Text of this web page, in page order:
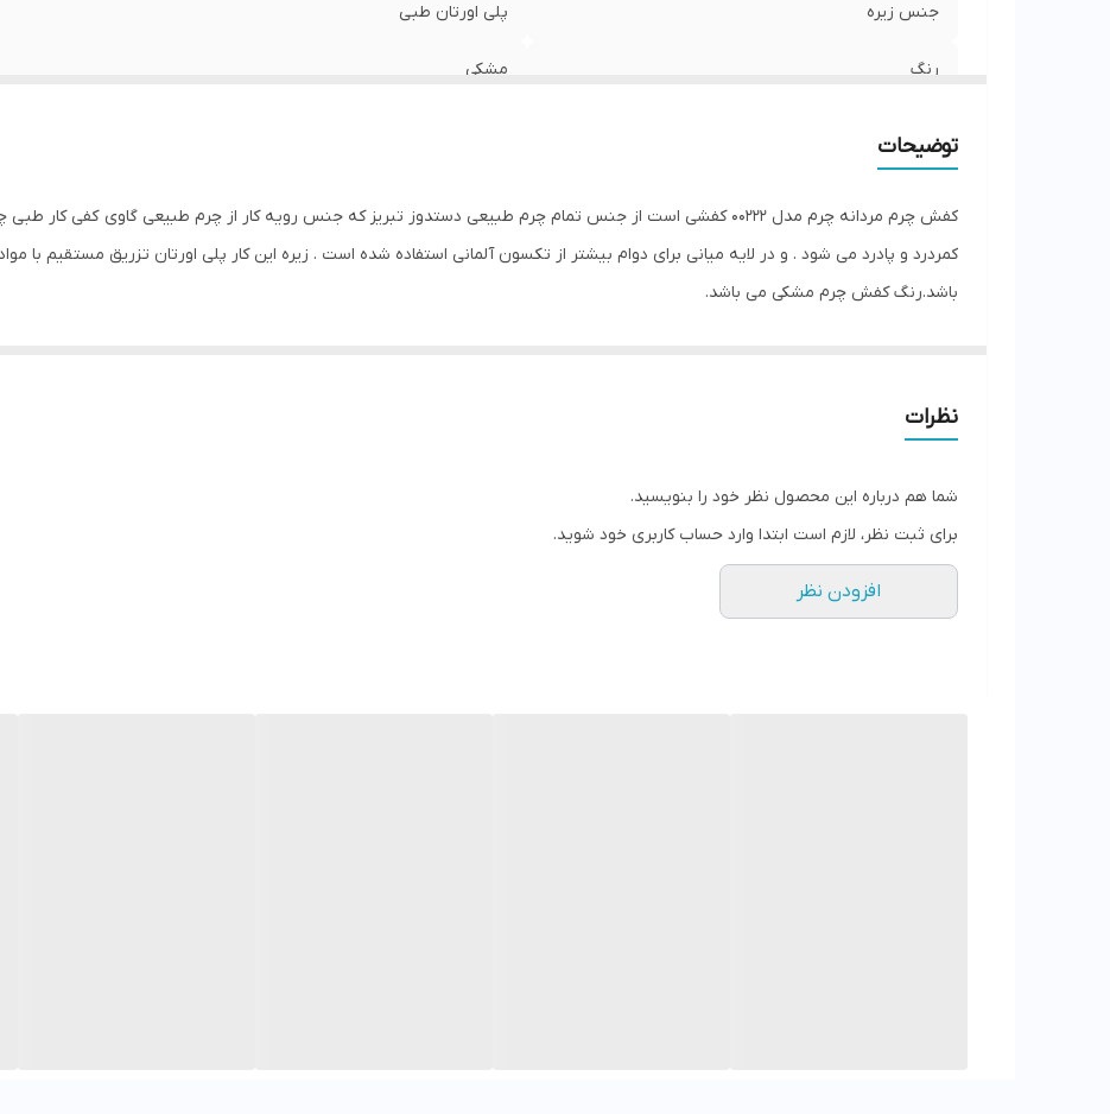
جنس زیره پلی اورتان طبی
رنگ مشکی
توضیحات
کفش چرم مردانه چرم مدل 00222 کفشی است از جنس تمام چرم طبیعی دستدوز تبریز که جنس رویه کار از چرم طبیعی گاوی کفی
کمردرد و پادرد می شود . و در لایه میانی برای دوام بیشتر از تکسون آلمانی استفاده شده است . زیره این کار پلی اورتان تزریق مستقیم با
باشد.رنگ کفش چرم مشکی می باشد.
نظرات
شما هم درباره این محصول نظر خود را بنویسید.
برای ثبت نظر، لازم است ابتدا وارد حساب کاربری خود شوید.
افزودن نظر